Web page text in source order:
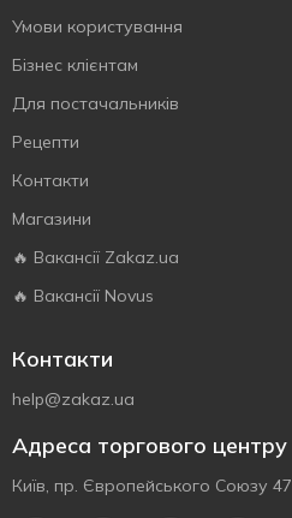
Умови користування
Бізнес клієнтам
Для постачальників
Рецепти
Контакти
Магазини
🔥 Вакансії Zakaz.ua
🔥 Вакансії Novus
Контакти
help@zakaz.ua
Адреса торгового центру
Київ, пр. Європейського Союзу 47